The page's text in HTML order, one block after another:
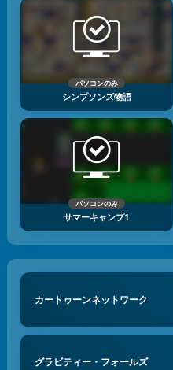
パソコンのみ
シンプソンズ物語
パソコンのみ
サマーキャンプ1
カートゥーンネットワーク
グラビティー・フォールズ